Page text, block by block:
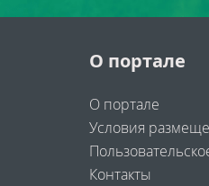
О портале
О портале
Условия
Контакты